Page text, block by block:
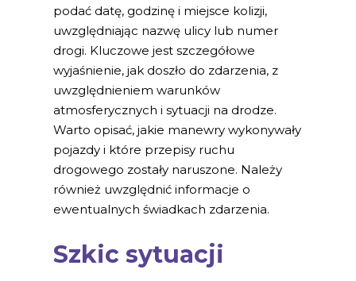
podać datę, godzinę i miejsce kolizji,
uwzględniając nazwę ulicy lub numer
drogi. Kluczowe jest szczegółowe
wyjaśnienie, jak doszło do zdarzenia, z
uwzględnieniem warunków
atmosferycznych i sytuacji na drodze.
Warto opisać, jakie manewry wykonywały
pojazdy i które przepisy ruchu
drogowego zostały naruszone. Należy
również uwzględnić informacje o
ewentualnych świadkach zdarzenia.
Szkic sytuacji